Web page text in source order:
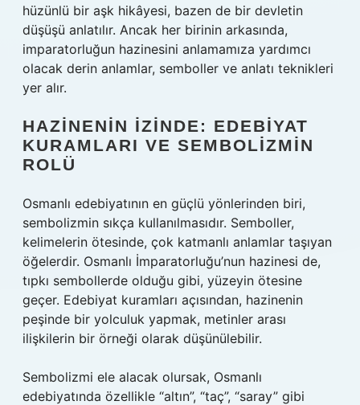
hüzünlü bir aşk hikâyesi, bazen de bir devletin
düşüşü anlatılır. Ancak her birinin arkasında,
imparatorluğun hazinesini anlamamıza yardımcı
olacak derin anlamlar, semboller ve anlatı teknikleri
yer alır.
HAZINENIN İZINDE: EDEBIYAT
KURAMLARI VE SEMBOLIZMIN
ROLÜ
Osmanlı edebiyatının en güçlü yönlerinden biri,
sembolizmin sıkça kullanılmasıdır. Semboller,
kelimelerin ötesinde, çok katmanlı anlamlar taşıyan
öğelerdir. Osmanlı İmparatorluğu’nun hazinesi de,
tıpkı sembollerde olduğu gibi, yüzeyin ötesine
geçer. Edebiyat kuramları açısından, hazinenin
peşinde bir yolculuk yapmak, metinler arası
ilişkilerin bir örneği olarak düşünülebilir.
Sembolizmi ele alacak olursak, Osmanlı
edebiyatında özellikle “altın”, “taç”, “saray” gibi